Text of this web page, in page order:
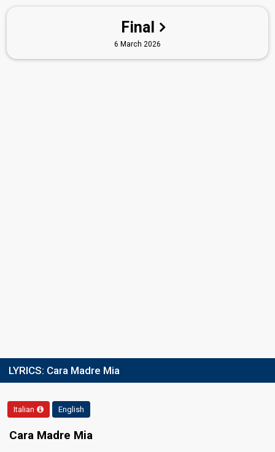
Final
6 March 2026
LYRICS: Cara Madre Mia
Italian English
Cara Madre Mia